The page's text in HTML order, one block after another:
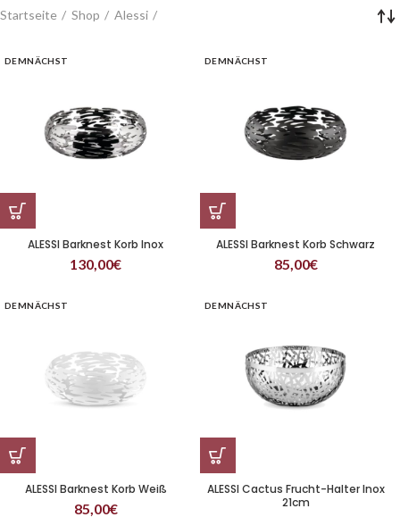
Startseite Shop Alessi
DEMNÄCHST
ALESSI Barknest Korb Inox
130,00€
DEMNÄCHST
ALESSI Barknest Korb Schwarz
85,00€
DEMNÄCHST
ALESSI Barknest Korb Weiß
85,00€
DEMNÄCHST
ALESSI Cactus Frucht-Halter Inox
21cm